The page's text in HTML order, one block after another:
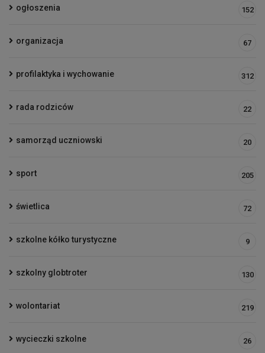
ogłoszenia 152
organizacja 67
profilaktyka i wychowanie 312
rada rodziców 22
samorząd uczniowski 20
sport 205
świetlica 72
szkolne kółko turystyczne 9
szkolny globtroter 130
wolontariat 219
wycieczki szkolne 26